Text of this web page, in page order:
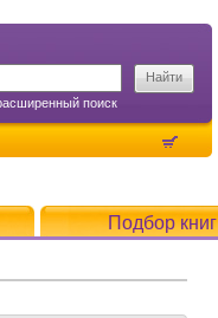
поиск
Подбор книг